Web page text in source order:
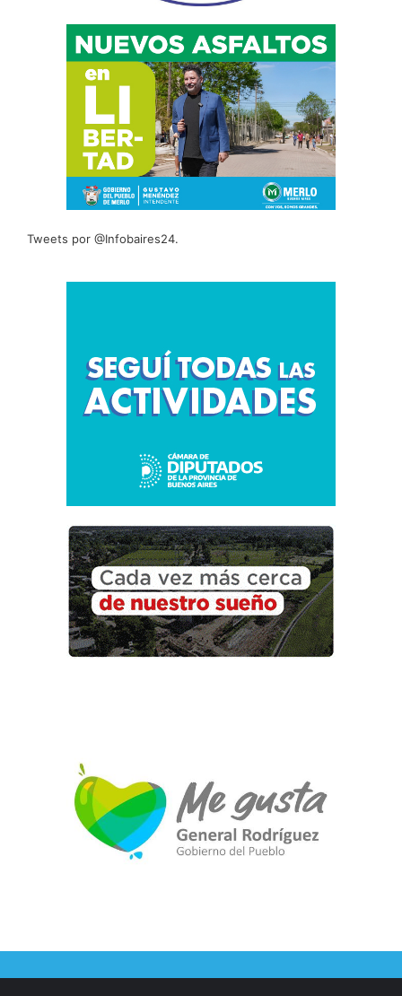
Tweets por @Infobaires24.